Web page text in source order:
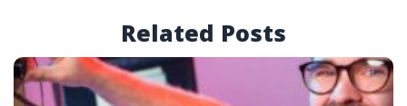
Related Posts